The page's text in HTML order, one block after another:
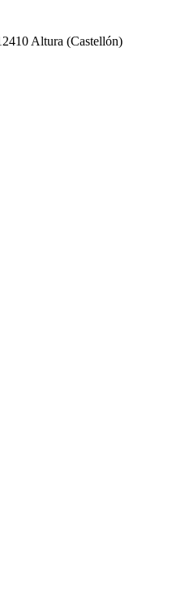
Altura (Castellón)